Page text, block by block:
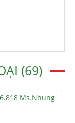
(69)
Ms.Nhung